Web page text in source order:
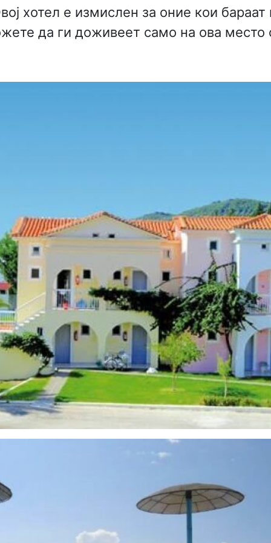
хотел е измислен за оние кои
да ги доживеет само на ова место